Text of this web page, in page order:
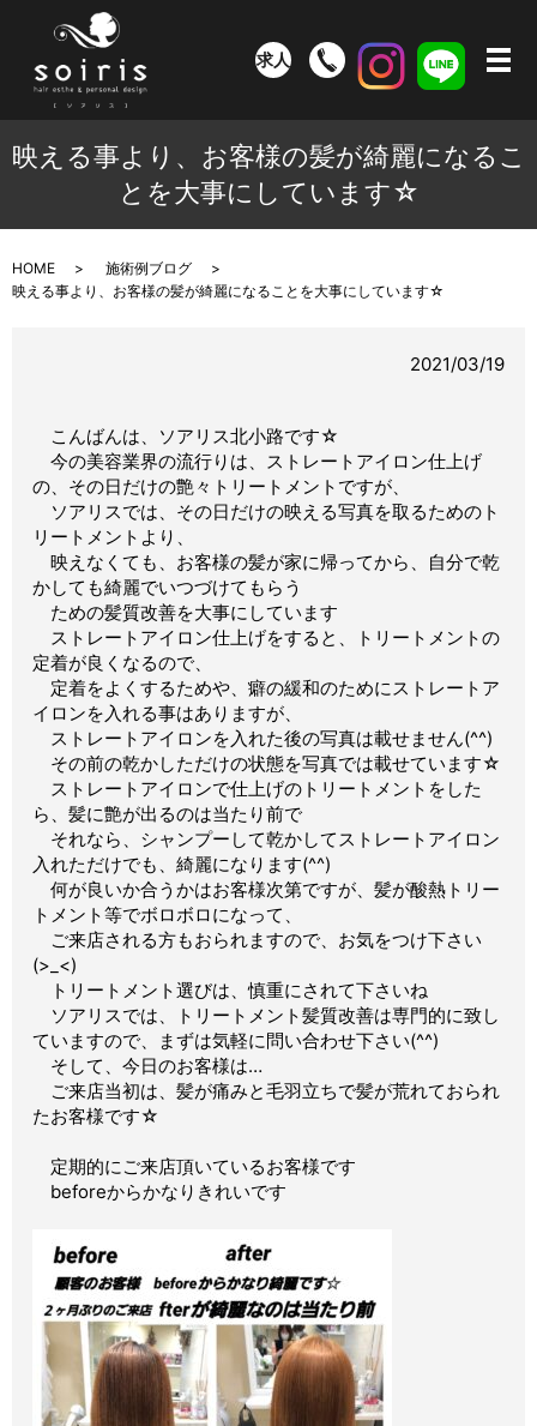
求人 メ
映える事より、お客様の髪が綺麗になるこ
とを大事にしています☆
HOME
施術例ブログ
映える事より、お客様の髪が綺麗になることを大事にしています☆
2021/03/19
こんばんは、ソアリス北小路です☆
今の美容業界の流行りは、ストレートアイロン仕上げ
の、その日だけの艶々トリートメントですが、
ソアリスでは、その日だけの映える写真を取るためのト
リートメントより、
映えなくても、お客様の髪が家に帰ってから、自分で乾
かしても綺麗でいつづけてもらう
ための髪質改善を大事にしています
ストレートアイロン仕上げをすると、トリートメントの
定着が良くなるので、
定着をよくするためや、癖の緩和のためにストレートア
イロンを入れる事はありますが、
ストレートアイロンを入れた後の写真は載せません(^^)
その前の乾かしただけの状態を写真では載せています☆
ストレートアイロンで仕上げのトリートメントをした
ら、髪に艶が出るのは当たり前で
それなら、シャンプーして乾かしてストレートアイロン
入れただけでも、綺麗になります(^^)
何が良いか合うかはお客様次第ですが、髪が酸熱トリー
トメント等でボロボロになって、
ご来店される方もおられますので、お気をつけ下さい
(>_<)
トリートメント選びは、慎重にされて下さいね
ソアリスでは、トリートメント髪質改善は専門的に致し
ていますので、まずは気軽に問い合わせ下さい(^^)
そして、今日のお客様は…
ご来店当初は、髪が痛みと毛羽立ちで髪が荒れておられ
たお客様です☆
定期的にご来店頂いているお客様です
beforeからかなりきれいです